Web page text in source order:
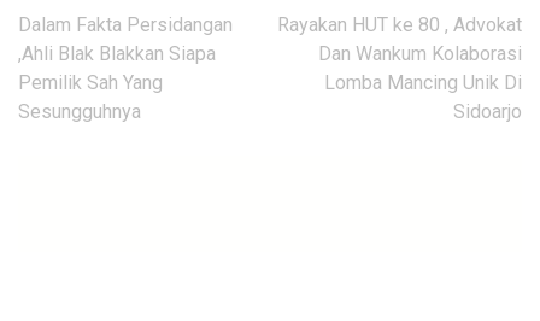
Navigasi
pos
Dalam Fakta Persidangan
,Ahli Blak Blakkan Siapa
Pemilik Sah Yang
Sesungguhnya
Rayakan HUT ke 80 , Advokat
Dan Wankum Kolaborasi
Lomba Mancing Unik Di
Sidoarjo